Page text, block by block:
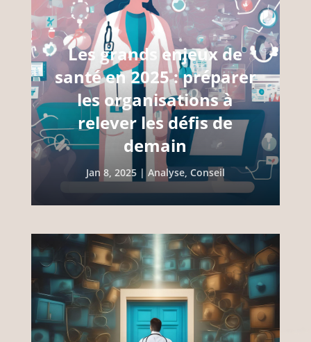
Les grands enjeux de
santé en 2025 : préparer
les organisations à
relever les défis de
demain
Jan 8, 2025| Analyse, Conseil